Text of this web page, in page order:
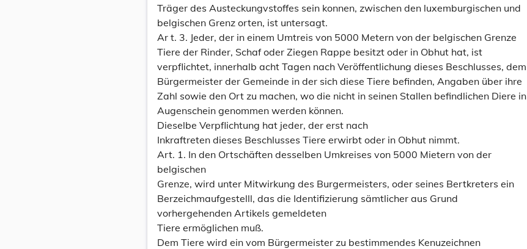
Träger des Austeckungvstoffes sein konnen, zwischen den luxemburgischen und
belgischen Grenz orten, ist untersagt.
Ar t. 3. Jeder, der in einem Umtreis von 5000 Metern von der belgischen Grenze
Tiere der Rinder, Schaf oder Ziegen Rappe besitzt oder in Obhut hat, ist
verpflichtet, innerhalb acht Tagen nach Veröffentlichung dieses Beschlusses, dem
Bürgermeister der Gemeinde in der sich diese Tiere befinden, Angaben über ihre
Zahl sowie den Ort zu machen, wo die nicht in seinen Stallen befindlichen Diere in
Augenschein genommen werden können.
Dieselbe Verpflichtung hat jeder, der erst nach
Inkraftreten dieses Beschlusses Tiere erwirbt oder in Obhut nimmt.
Art. 1. In den Ortschäften desselben Umkreises von 5000 Mietern von der
belgischen
Grenze, wird unter Mitwirkung des Burgermeisters, oder seines Bertkreters ein
Berzeichmaufgestelll, das die Identifizierung sämtlicher aus Grund
vorhergehenden Artikels gemeldeten
Tiere ermöglichen muß.
Dem Tiere wird ein vom Bürgermeister zu bestimmendes Kenuzeichnen